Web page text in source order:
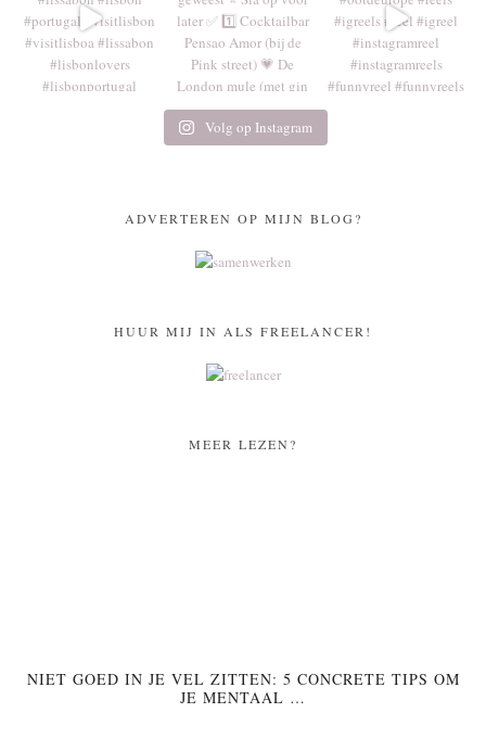
Volg op Instagram
ADVERTEREN OP MIJN BLOG?
HUUR MIJ IN ALS FREELANCER!
MEER LEZEN?
NIET GOED IN JE VEL ZITTEN: 5 CONCRETE TIPS OM
JE MENTAAL …